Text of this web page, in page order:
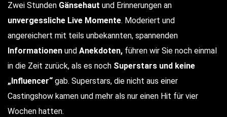
Zwei Stunden Gänsehaut und Erinnerungen an
unvergessliche Live Momente. Moderiert und
angereichert mit teils unbekannten, spannenden
Informationen und Anekdoten, führen wir Sie noch einmal
in die Zeit zurück, als es noch Superstars und keine
„Influencer“ gab. Superstars, die nicht aus einer
Castingshow kamen und mehr als nur einen Hit für vier
Wochen hatten.